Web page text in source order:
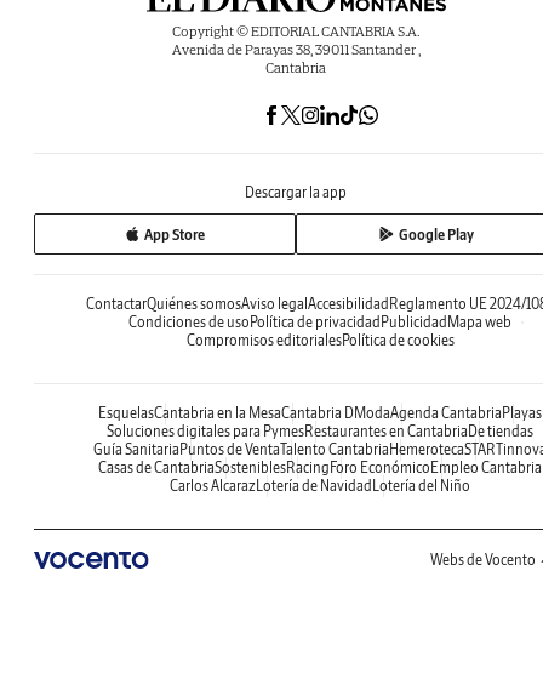
Copyright © EDITORIAL CANTABRIA S.A.
Avenida de Parayas 38, 39011 Santander ,
Cantabria
Descargar la app
App Store Google Play
ContactarQuiénes somosAviso legal Accesibilidad Reglamento UE 2024/
Condiciones de uso Política de privacidad Publicidad Mapa web
Compromisos editorialesPolítica de cookies
EsquelasCantabria en la MesaCantabria DModaAgenda Cantabria Playas
Soluciones digitales para PymesRestaurantes en Cantabria De tiendas
Guía Sanitaria Puntos de VentaTalento Cantabria Hemeroteca
Casas de CantabriaSosteniblesRacing Foro Económico Empleo Cantabria
Carlos AlcarazLotería de Navidad Lotería del Niño
Webs de Vocento